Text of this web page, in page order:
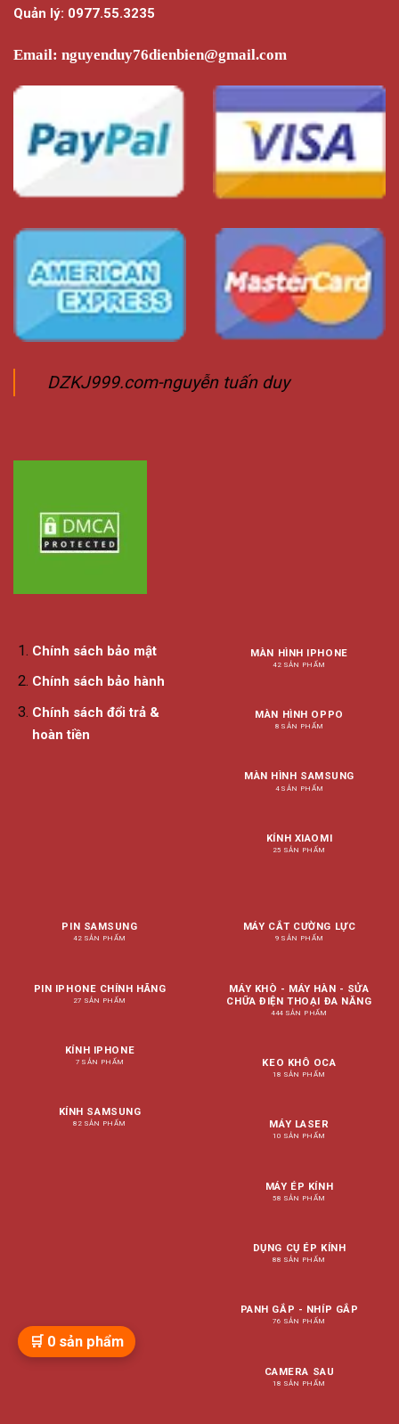
Quản lý: 0977.55.3235
Email: nguyenduy76dienbien@gmail.com
DZKJ999.com-nguyễn tuấn duy
Chính sách bảo mật
Chính sách bảo hành
Chính sách đổi trả &
hoàn tiền
MÀN HÌNH IPHONE
42 SẢN PHẨM
MÀN HÌNH OPPO
8 SẢN PHẨM
MÀN HÌNH SAMSUNG
4 SẢN PHẨM
KÍNH XIAOMI
25 SẢN PHẨM
PIN SAMSUNG
42 SẢN PHẨM
PIN IPHONE CHÍNH HÃNG
27 SẢN PHẨM
KÍNH IPHONE
7 SẢN PHẨM
KÍNH SAMSUNG
82 SẢN PHẨM
MÁY CẮT CƯỜNG LỰC
9 SẢN PHẨM
MÁY KHÒ - MÁY HÀN - SỬA
CHỮA ĐIỆN THOẠI ĐA NĂNG
444 SẢN PHẨM
KEO KHÔ OCA
18 SẢN PHẨM
MÁY LASER
10 SẢN PHẨM
MÁY ÉP KÍNH
58 SẢN PHẨM
DỤNG CỤ ÉP KÍNH
88 SẢN PHẨM
PANH GẮP - NHÍP GẮP
76 SẢN PHẨM
CAMERA SAU
18 SẢN PHẨM
🛒 0 sản phẩm